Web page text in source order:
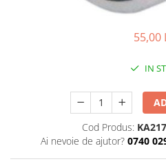
55,00
IN
Cod Produs:
Ai nevoie de ajutor? 0740